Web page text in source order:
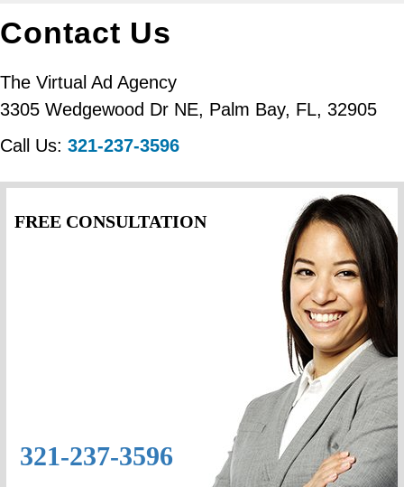
Contact Us
The Virtual Ad Agency
3305 Wedgewood Dr NE, Palm Bay, FL, 32905
Call Us: 321-237-3596
FREE CONSULTATION
321-237-3596